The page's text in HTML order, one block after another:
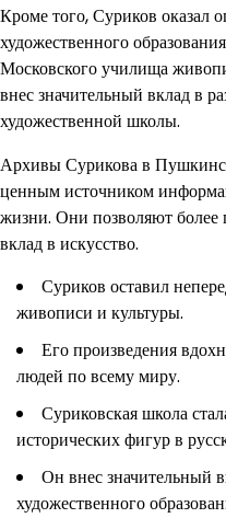
Кроме того, Суриков оказал
художественного
Московского училища
внес значительный вклад в
художественной школы.
Архивы Сурикова в
ценным источником
жизни. Они позволяют более
вклад в искусство.
Суриков оставил
живописи и культуры.
Его произведения
людей по всему миру.
Суриковская школа
исторических фигур в
Он внес значительный
художественного